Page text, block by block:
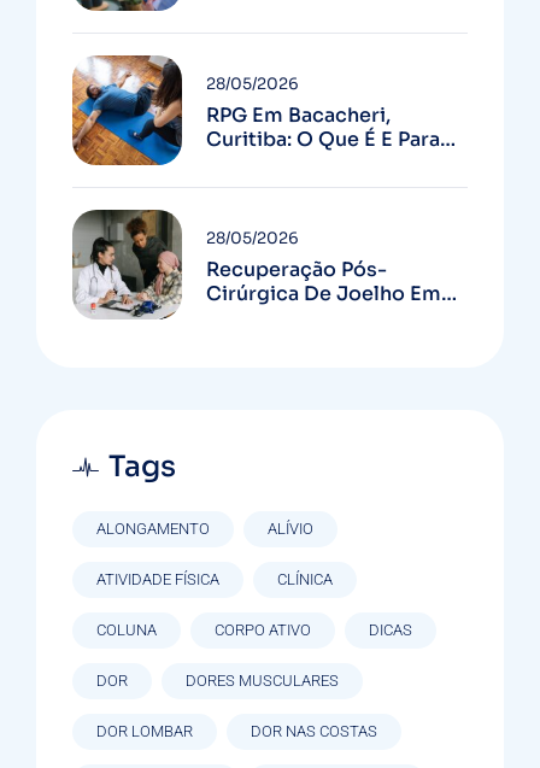
Quedas
RPG Em Bacacheri,
Curitiba: O Que É E Para
28/05/2026
Recuperação Pós-
Cirúrgica De Joelho Em
28/05/2026
Tags
ALONGAMENTO ALÍVIO
ATIVIDADE FÍSICA CLÍNICA
COLUNA CORPO ATIVO DICAS
DOR DORES MUSCULARES
DOR LOMBAR DOR NAS COSTAS